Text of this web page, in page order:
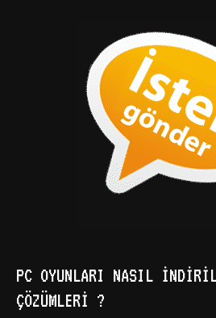
PC OYUNLARI NASIL
ÇÖZÜMLERI ?